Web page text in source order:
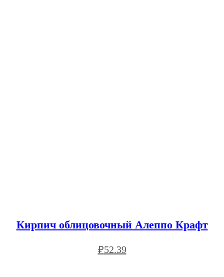
Кирпич облицовочный Алеппо Крафт
₽52.39